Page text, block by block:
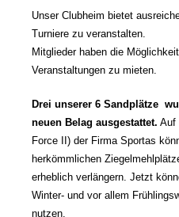
Unser Clubheim bietet
Turniere zu veranstalten.
Mitglieder haben die
Veranstaltungen zu mieten.
Drei unserer 6 Sandplätze
neuen Belag ausgestattet. Auf
Force II) der Firma Sportas
herkömmlichen
erheblich verlängern. Jetzt
Winter- und vor allem
nutzen.